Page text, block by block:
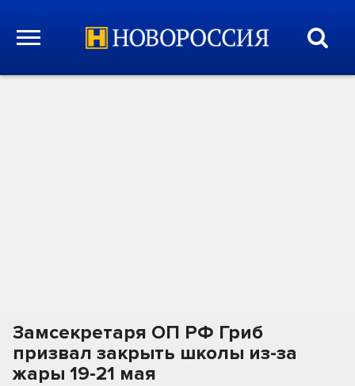
Замсекретаря ОП РФ Гриб
призвал закрыть школы из-за
жары 19-21 мая